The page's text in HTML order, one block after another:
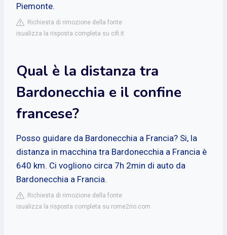
Piemonte.
Richiesta di rimozione della fonte
isualizza la risposta completa su cifi.it
Qual è la distanza tra
Bardonecchia e il confine
francese?
Posso guidare da Bardonecchia a Francia? Si, la
distanza in macchina tra Bardonecchia a Francia è
640 km. Ci vogliono circa 7h 2min di auto da
Bardonecchia a Francia.
Richiesta di rimozione della fonte
isualizza la risposta completa su rome2rio.com